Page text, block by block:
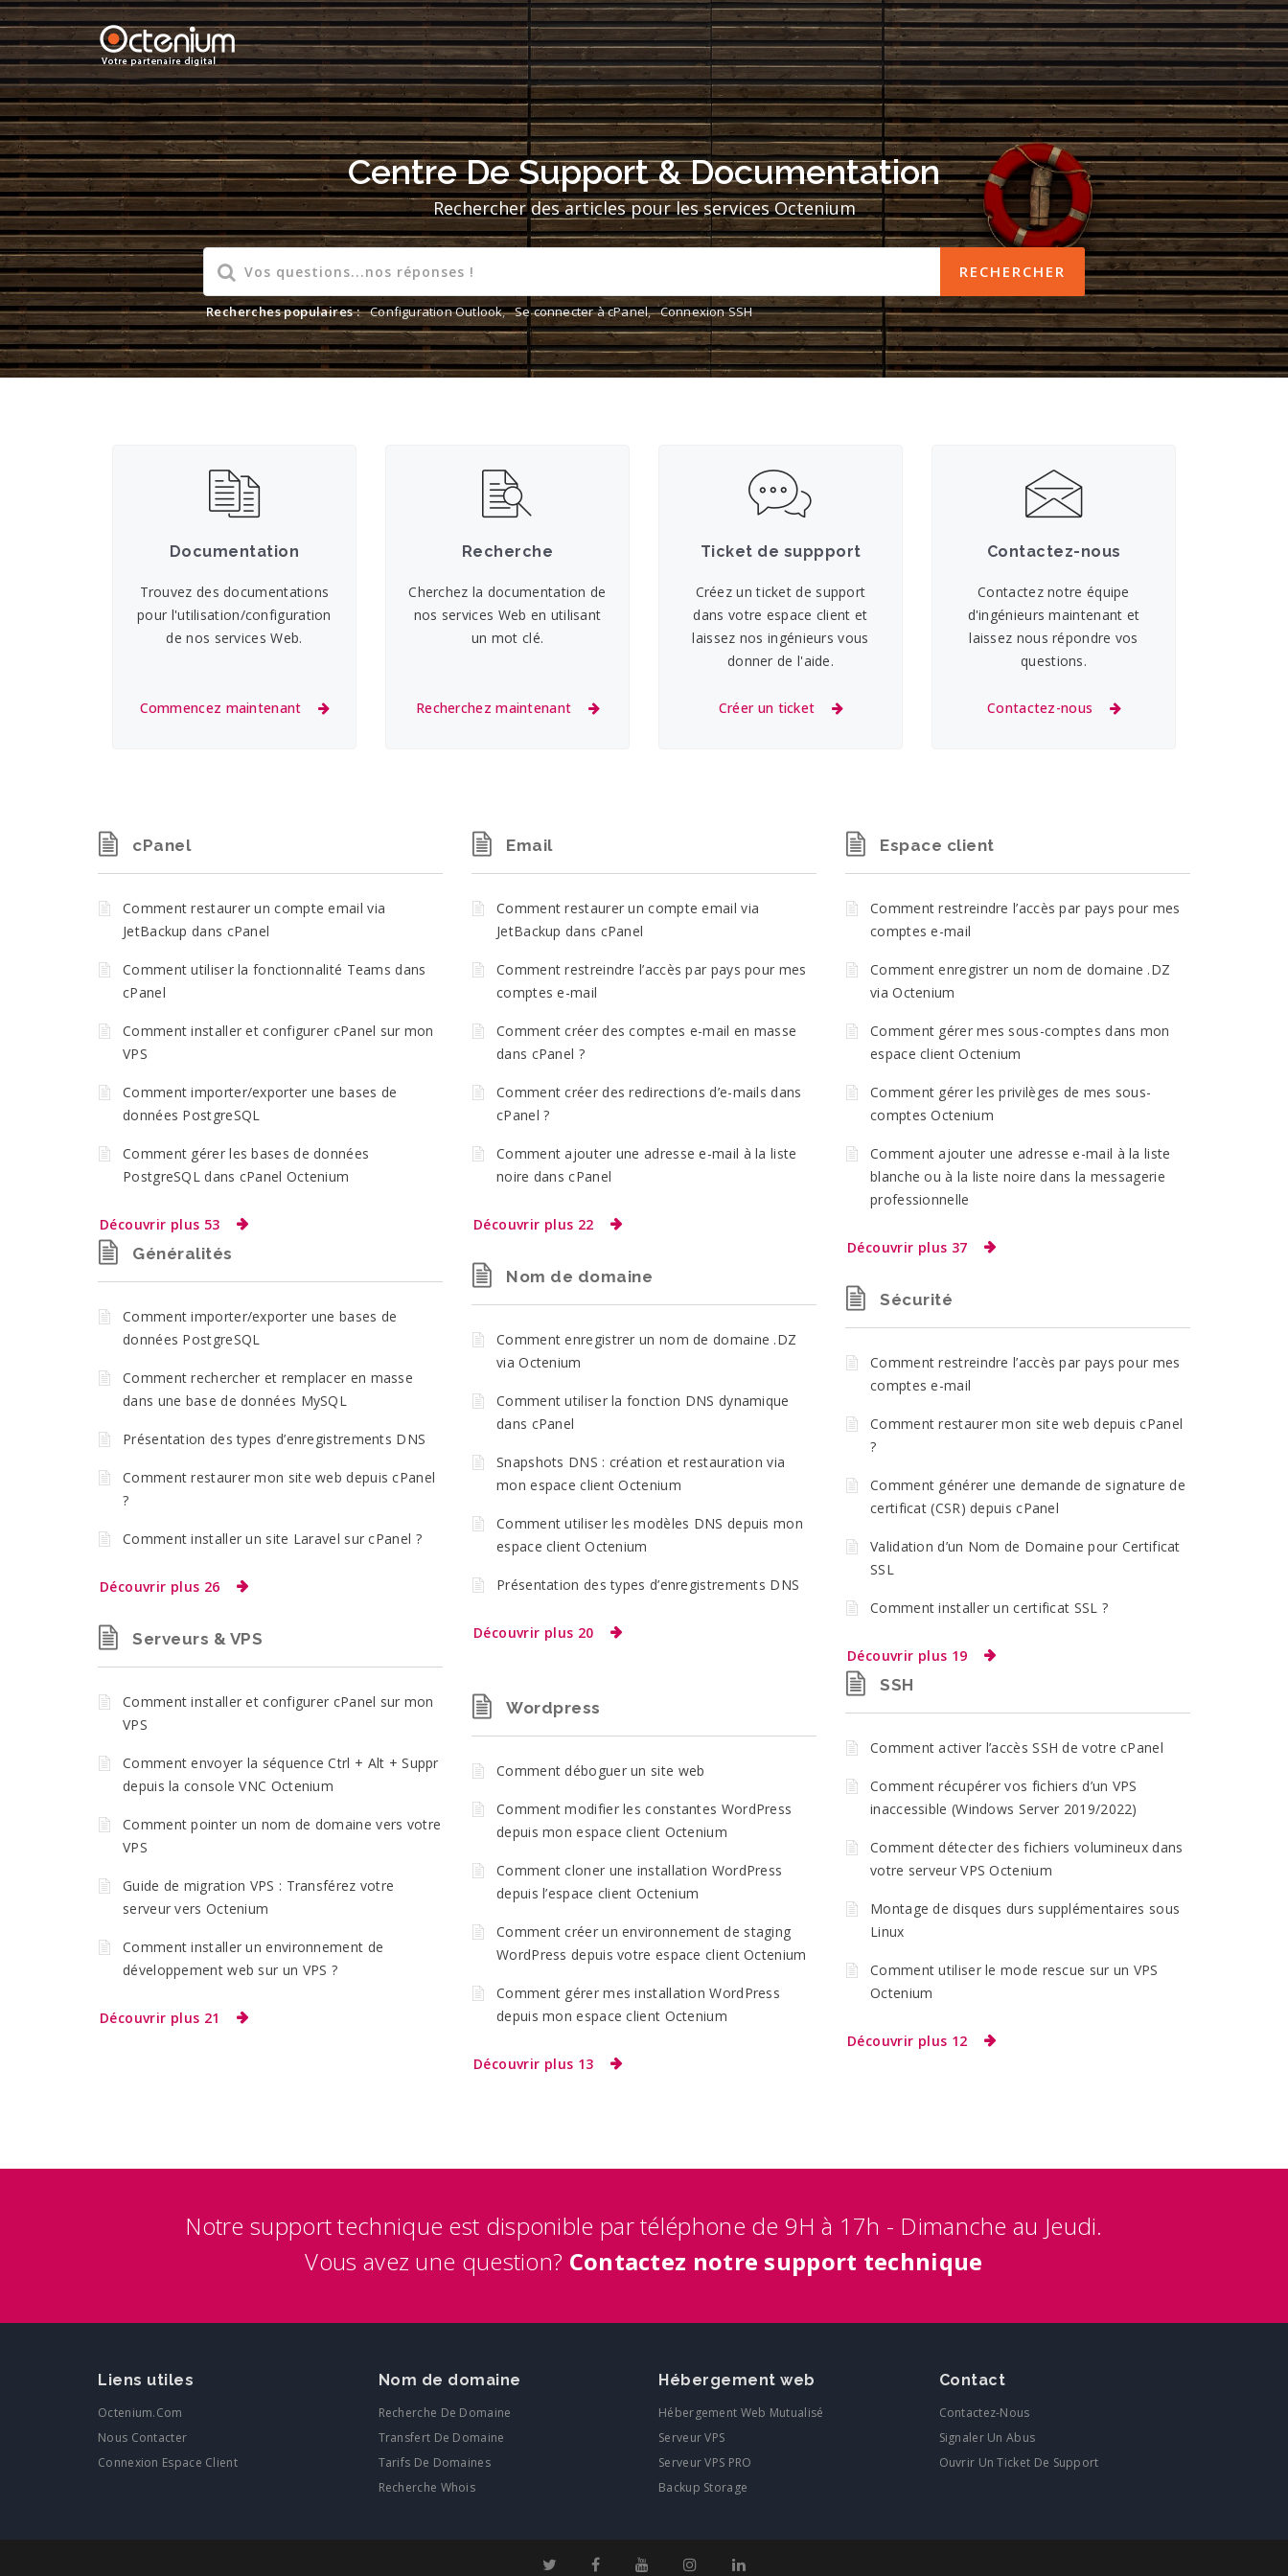
Centre De Support & Documentation
Rechercher des articles pour les services Octenium
Recherches populaires : Configuration Outlook, Se connecter à cPanel, Connexion SSH
Documentation
Trouvez des documentations
pour l'utilisation/configuration
de nos services Web.
Commencez maintenant
Recherche
Cherchez la documentation de
nos services Web en utilisant
un mot clé.
Recherchez maintenant
Ticket de suppport
Créez un ticket de support
dans votre espace client et
laissez nos ingénieurs vous
donner de l'aide.
Créer un ticket
Contactez-nous
Contactez notre équipe
d'ingénieurs maintenant et
laissez nous répondre vos
questions.
Contactez-nous
cPanel
Comment restaurer un compte email via
JetBackup dans cPanel
Comment utiliser la fonctionnalité Teams dans
cPanel
Comment installer et configurer cPanel sur mon
VPS
Comment importer/exporter une bases de
données PostgreSQL
Comment gérer les bases de données
PostgreSQL dans cPanel Octenium
Découvrir plus 53
Email
Comment restaurer un compte email via
JetBackup dans cPanel
Comment restreindre l’accès par pays pour mes
comptes e-mail
Comment créer des comptes e-mail en masse
dans cPanel ?
Comment créer des redirections d’e-mails dans
cPanel ?
Comment ajouter une adresse e-mail à la liste
noire dans cPanel
Découvrir plus 22
Espace client
Comment restreindre l’accès par pays pour mes
comptes e-mail
Comment enregistrer un nom de domaine .DZ
via Octenium
Comment gérer mes sous-comptes dans mon
espace client Octenium
Comment gérer les privilèges de mes sous-
comptes Octenium
Comment ajouter une adresse e-mail à la liste
blanche ou à la liste noire dans la messagerie
professionnelle
Découvrir plus 37
Généralités
Comment importer/exporter une bases de
données PostgreSQL
Comment rechercher et remplacer en masse
dans une base de données MySQL
Présentation des types d’enregistrements DNS
Comment restaurer mon site web depuis cPanel
?
Comment installer un site Laravel sur cPanel ?
Découvrir plus 26
Nom de domaine
Comment enregistrer un nom de domaine .DZ
via Octenium
Comment utiliser la fonction DNS dynamique
dans cPanel
Snapshots DNS : création et restauration via
mon espace client Octenium
Comment utiliser les modèles DNS depuis mon
espace client Octenium
Présentation des types d’enregistrements DNS
Découvrir plus 20
Sécurité
Comment restreindre l’accès par pays pour mes
comptes e-mail
Comment restaurer mon site web depuis cPanel
?
Comment générer une demande de signature de
certificat (CSR) depuis cPanel
Validation d’un Nom de Domaine pour Certificat
SSL
Comment installer un certificat SSL ?
Découvrir plus 19
Serveurs & VPS
Comment installer et configurer cPanel sur mon
VPS
Comment envoyer la séquence Ctrl + Alt + Suppr
depuis la console VNC Octenium
Comment pointer un nom de domaine vers votre
VPS
Guide de migration VPS : Transférez votre
serveur vers Octenium
Comment installer un environnement de
développement web sur un VPS ?
Découvrir plus 21
SSH
Comment activer l’accès SSH de votre cPanel
Comment récupérer vos fichiers d’un VPS
inaccessible (Windows Server 2019/2022)
Comment détecter des fichiers volumineux dans
votre serveur VPS Octenium
Montage de disques durs supplémentaires sous
Linux
Comment utiliser le mode rescue sur un VPS
Octenium
Découvrir plus 12
Wordpress
Comment déboguer un site web
Comment modifier les constantes WordPress
depuis mon espace client Octenium
Comment cloner une installation WordPress
depuis l’espace client Octenium
Comment créer un environnement de staging
WordPress depuis votre espace client Octenium
Comment gérer mes installation WordPress
depuis mon espace client Octenium
Découvrir plus 13
Notre support technique est disponible par téléphone de 9H à 17h - Dimanche au Jeudi.
Vous avez une question? Contactez notre support technique
Liens utiles
Octenium.com
Nous Contacter
Connexion Espace Client
Nom de domaine
Recherche De Domaine
Transfert De Domaine
Tarifs De Domaines
Recherche Whois
Hébergement web
Hébergement Web Mutualisé
Serveur VPS
Serveur VPS PRO
Backup Storage
Contact
Contactez-Nous
Signaler Un Abus
Ouvrir Un Ticket De Support